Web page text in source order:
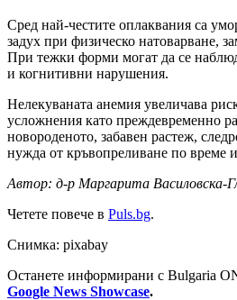
Сред най-честите оплаквания са
задух при физическо натоварване,
При тежки форми могат да се
и когнитивни нарушения.
Нелекуваната анемия увеличава
усложнения като преждевременно
новороденото, забавен растеж,
нужда от кръвопреливане по време
Автор: д-р Маргарита Василовска-
Четете повече в Puls.bg.
Снимка: pixabay
Останете информирани с Bulgaria
Google News Showcase.